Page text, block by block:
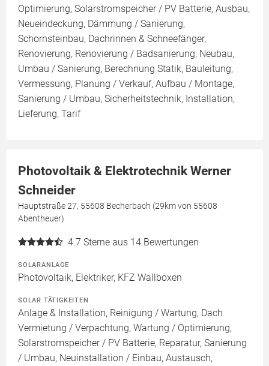
Optimierung, Solarstromspeicher / PV Batterie, Ausbau,
Neueindeckung, Dämmung / Sanierung,
Schornsteinbau, Dachrinnen & Schneefänger,
Renovierung, Renovierung / Badsanierung, Neubau,
Umbau / Sanierung, Berechnung Statik, Bauleitung,
Vermessung, Planung / Verkauf, Aufbau / Montage,
Sanierung / Umbau, Sicherheitstechnik, Installation,
Lieferung, Tarif
Photovoltaik & Elektrotechnik Werner
Schneider
Hauptstraße 27, 55608 Becherbach (29km von 55608
Abentheuer)
4.7 Sterne aus 14 Bewertungen
SOLARANLAGE
Photovoltaik, Elektriker, KFZ Wallboxen
SOLAR TÄTIGKEITEN
Anlage & Installation, Reinigung / Wartung, Dach
Vermietung / Verpachtung, Wartung / Optimierung,
Solarstromspeicher / PV Batterie, Reparatur, Sanierung
/ Umbau, Neuinstallation / Einbau, Austausch,